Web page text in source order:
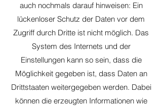
auch nochmals darauf hinweisen: Ein
lückenloser Schutz der Daten vor dem
Zugriff durch Dritte ist nicht möglich. Das
System des Internets und der
Einstellungen kann so sein, dass die
Möglichkeit gegeben ist, dass Daten an
Drittstaaten weitergegeben werden. Dabei
können die erzeugten Informationen wie